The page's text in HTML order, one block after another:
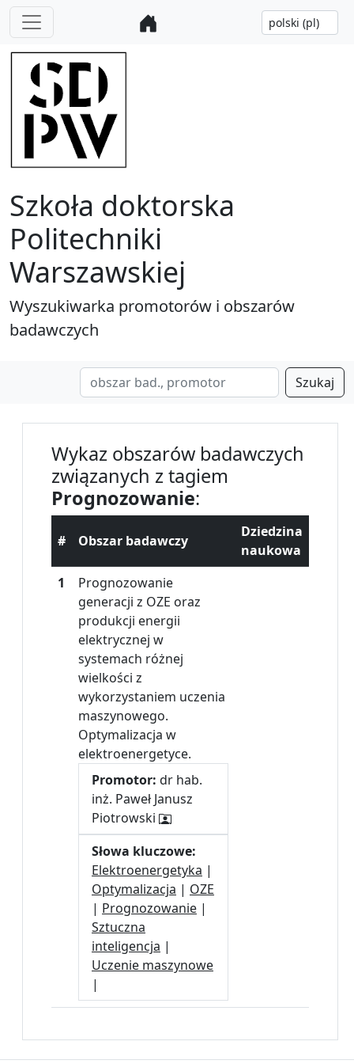
Szkoła doktorska
Politechniki
Warszawskiej
Wyszukiwarka promotorów i obszarów
badawczych
Szukaj
Wykaz obszarów badawczych
związanych z tagiem
Prognozowanie:
# Obszar badawczy
Dziedzina
naukowa
1
Prognozowanie
generacji z OZE oraz
produkcji energii
elektrycznej w
systemach różnej
wielkości z
wykorzystaniem uczenia
maszynowego.
Optymalizacja w
elektroenergetyce.
Promotor: dr hab.
inż. Paweł Janusz
Piotrowski
Słowa kluczowe:
Elektroenergetyka |
Optymalizacja | OZE
| Prognozowanie |
Sztuczna
inteligencja |
Uczenie maszynowe
|